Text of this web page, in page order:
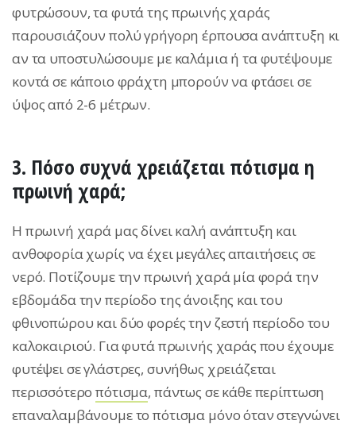
φυτρώσουν, τα φυτά της πρωινής χαράς
παρουσιάζουν πολύ γρήγορη έρπουσα ανάπτυξη κι
αν τα υποστυλώσουμε με καλάμια ή τα φυτέψουμε
κοντά σε κάποιο φράχτη μπορούν να φτάσει σε
ύψος από 2-6 μέτρων.
3. Πόσο συχνά χρειάζεται πότισμα η
πρωινή χαρά;
H πρωινή χαρά μας δίνει καλή ανάπτυξη και
ανθοφορία χωρίς να έχει μεγάλες απαιτήσεις σε
νερό. Ποτίζουμε την πρωινή χαρά μία φορά την
εβδομάδα την περίοδο της άνοιξης και του
φθινοπώρου και δύο φορές την ζεστή περίοδο του
καλοκαιριού. Για φυτά πρωινής χαράς που έχουμε
φυτέψει σε γλάστρες, συνήθως χρειάζεται
περισσότεροπότισμα, πάντως σε κάθε περίπτωση
επαναλαμβάνουμε το πότισμα μόνο όταν στεγνώνει